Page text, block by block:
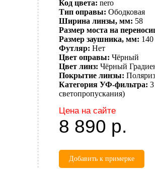
Код цвета: nero
Тип оправы: Ободковая
Ширина линзы, мм: 58
Размер моста на
Размер заушника, мм: 140
Футляр: Нет
Цвет оправы: Чёрный
Цвет линз: Чёрный
Покрытие линзы:
Категория УФ-фильтра:
светопропускания)
Цена на сайте
8 890 р.
Добавить к примерке